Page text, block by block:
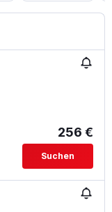
256 €
Suchen